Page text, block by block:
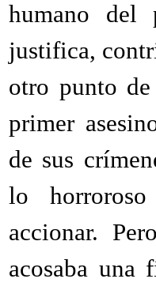
humano del
justifica,
otro punto
primer
de sus
lo
accionar.
acosaba una